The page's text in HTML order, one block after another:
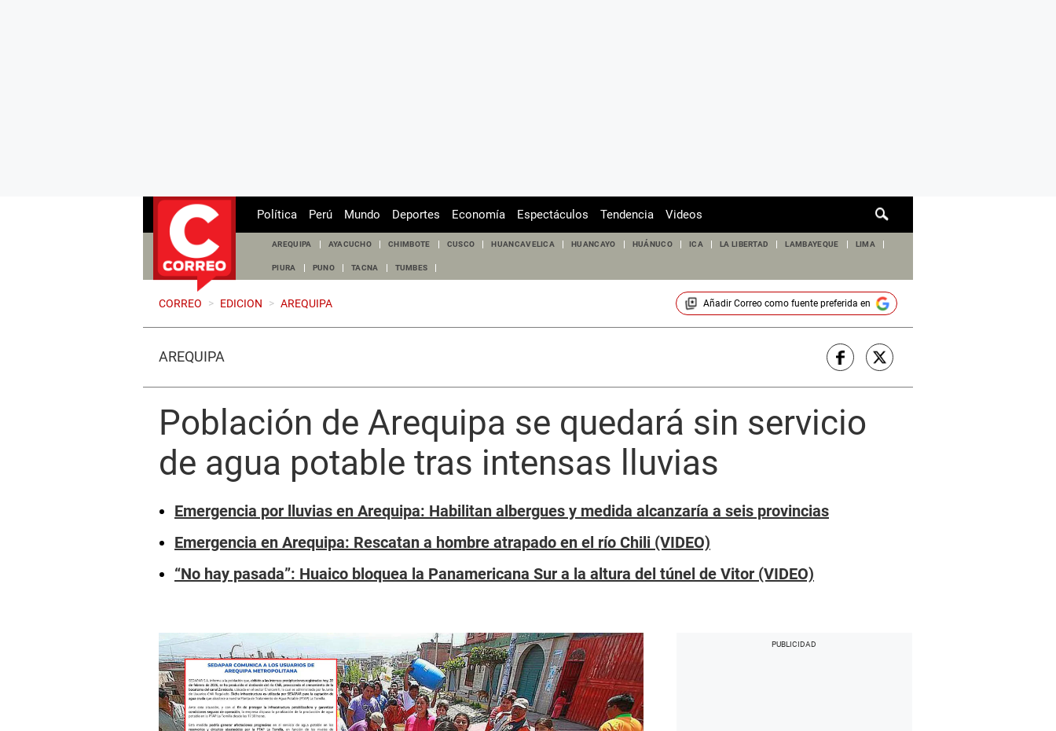
de
Política Perú Mundo Deportes Economía Espectáculos Tendencia Videos
AREQUIPA AYACUCHO CHIMBOTE CUSCO HUANCAVELICA HUANCAYO HUÁNUCO ICA LA LIBERTAD LAMBAYEQUE LIMA
PIURA PUNO TACNA TUMBES
CORREO > EDICION > AREQUIPA Añadir Correocomo fuente preferida en
AREQUIPA
Población de Arequipa se quedará sin servicio
de agua potable tras intensas lluvias
Emergencia por lluvias en Arequipa: Habilitan albergues y medida alcanzaría a seis provincias
Emergencia en Arequipa: Rescatan a hombre atrapado en el río Chili (VIDEO)
“No hay pasada”: Huaico bloquea la Panamericana Sur a la altura del túnel de Vitor (VIDEO)